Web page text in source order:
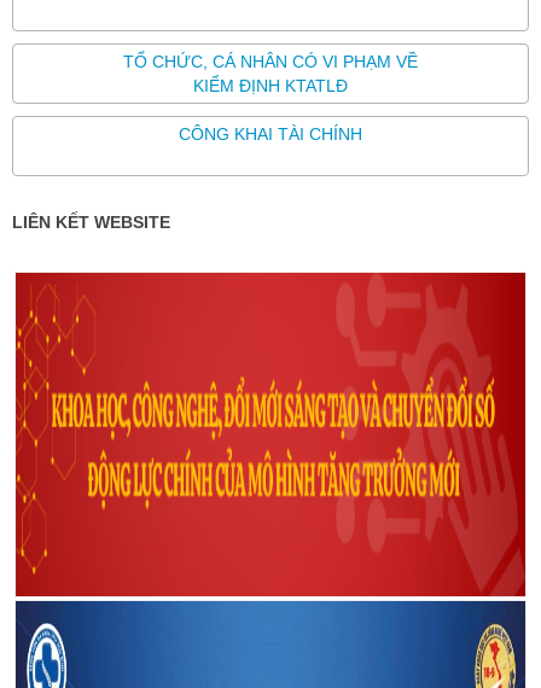
TỔ CHỨC, CÁ NHÂN CÓ VI PHẠM VỀ
KIỂM ĐỊNH KTATLĐ
CÔNG KHAI TÀI CHÍNH
LIÊN KẾT WEBSITE